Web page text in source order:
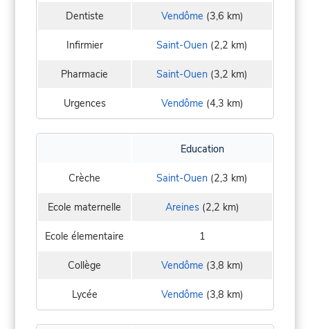
Dentiste Vendôme (3,6 km)
Infirmier Saint-Ouen (2,2 km)
Pharmacie Saint-Ouen (3,2 km)
Urgences Vendôme (4,3 km)
Education
Crèche Saint-Ouen (2,3 km)
Ecole maternelle Areines(2,2 km)
Ecole élementaire 1
Collège Vendôme (3,8 km)
Lycée Vendôme (3,8 km)